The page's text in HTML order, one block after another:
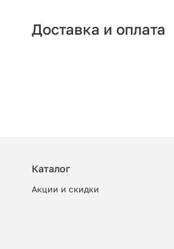
Доставка и оплата
Каталог
Акции и скидки